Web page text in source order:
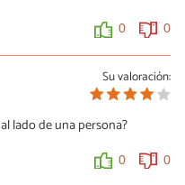
0 0
Su valoración:
lado de una persona?
0 0